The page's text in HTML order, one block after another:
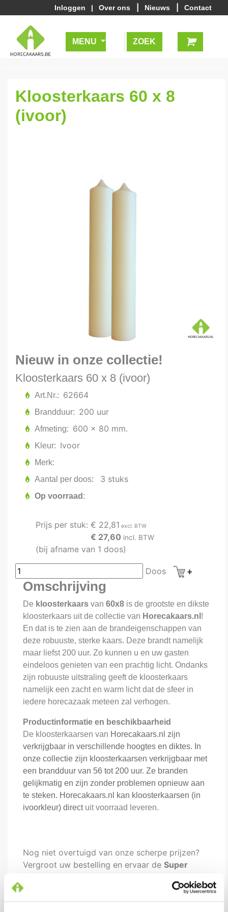
Inloggen | Over ons Nieuws Contact
MENU
Kloosterkaars 60 x 8
(ivoor)
Nieuw in onze collectie!
Kloosterkaars 60 x 8 (ivoor)
Art.Nr. 62664
Brandduur 200 uur
Afmeting 600 x 80 mm.
Kleur Ivoor
Merk
Aantal per doos
3 stuks
Op voorraad
Prijs per stuk: € 22,81 excl. BTW
€ 27,60 incl. BTW
(bij afname van 1 doos)
Doos
Omschrijving
De kloosterkaars van 60x8 is de grootste en dikste
kloosterkaars uit de collectie van Horecakaars.nl !
En dat is te zien aan de brandeigenschappen van
deze robuuste, sterke kaars. Deze brandt namelijk
maar liefst 200 uur. Zo kunnen u en uw gasten
eindeloos genieten van een prachtig licht. Ondanks
zijn robuuste uitstraling geeft de kloosterkaars
namelijk een zacht en warm licht dat de sfeer in
iedere horecazaak meteen zal verhogen.
Productinformatie en beschikbaarheid
De kloosterkaarsen van Horecakaars.nl zijn
verkrijgbaar in verschillende hoogtes en diktes. In
onze collectie zijn kloosterkaarsen verkrijgbaar met
een brandduur van 56 tot 200 uur. Ze branden
gelijkmatig en zijn zonder problemen opnieuw aan
te steken. Horecakaars.nl kan kloosterkaarsen (in
ivoorkleur) directuit voorraad leveren.
Nog niet overtuigd van onze scherpe prijzen?
Vergroot uw bestelling en ervaar de Super
Ook het product 'Kloosterkaars 60 x 8 (ivoor)'
wordt in heel Nederland Franco geleverd